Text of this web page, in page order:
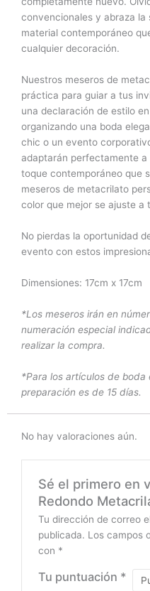
convencionales y abraza
material contemporáneo
cualquier decoración.
Nuestros meseros de
práctica para guiar a tus
una declaración de estilo
organizando una boda
chic o un evento
adaptarán perfectamente
toque contemporáneo que
meseros de metacrilato
color que mejor se ajuste
No pierdas la oportunidad
evento con estos
Dimensiones: 17cm x 17cm
*Los meseros irán en
numeración especial
realizar la compra.
*Para los artículos de boda
preparación es de 15 días.
No hay valoraciones aún.
Sé el primero en
Redondo
Tu dirección de correo
publicada. Los campos
con *
Tu puntuación *